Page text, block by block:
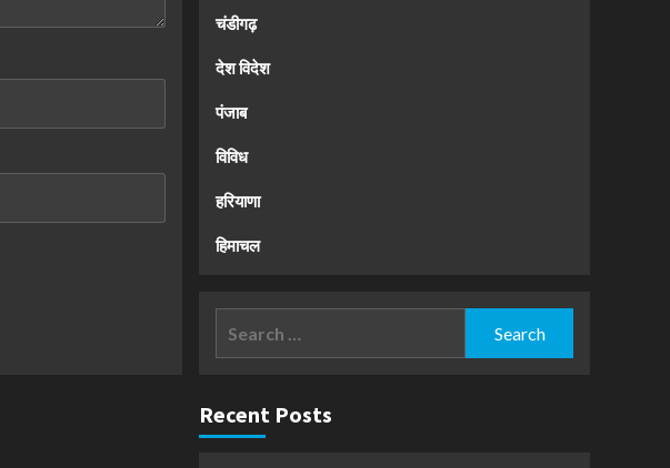
चंडीगढ़
देश विदेश
पंजाब
विविध
हरियाणा
हिमाचल
Recent Posts